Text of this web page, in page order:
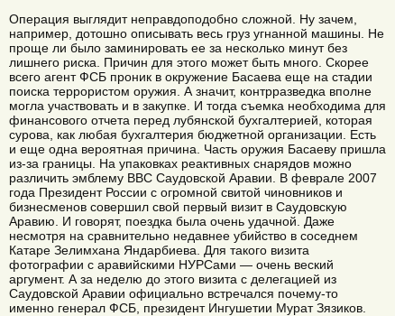
Операция выглядит неправдоподобно сложной. Ну зачем,
например, дотошно описывать весь груз угнанной машины. Не
проще ли было заминировать ее за несколько минут без
лишнего риска. Причин для этого может быть много. Скорее
всего агент ФСБ проник в окружение Басаева еще на стадии
поиска террористом оружия. А значит, контрразведка вполне
могла участвовать и в закупке. И тогда съемка необходима для
финансового отчета перед лубянской бухгалтерией, которая
сурова, как любая бухгалтерия бюджетной организации. Есть
и еще одна вероятная причина. Часть оружия Басаеву пришла
из-за границы. На упаковках реактивных снарядов можно
различить эмблему ВВС Саудовской Аравии. В феврале 2007
года Президент России с огромной свитой чиновников и
бизнесменов совершил свой первый визит в Саудовскую
Аравию. И говорят, поездка была очень удачной. Даже
несмотря на сравнительно недавнее убийство в соседнем
Катаре Зелимхана Яндарбиева. Для такого визита
фотографии с аравийскими НУРСами — очень веский
аргумент. А за неделю до этого визита с делегацией из
Саудовской Аравии официально встречался почему-то
именно генерал ФСБ, президент Ингушетии Мурат Зязиков.